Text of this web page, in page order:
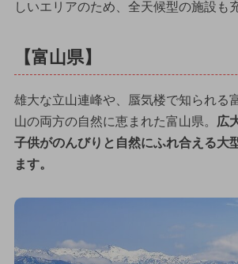
しいエリアのため、全天候型の施設も
【富山県】
雄大な立山連峰や、蜃気楼で知られる
山の両方の自然に恵まれた富山県。
広
子供がのんびりと自然にふれ合える大
ます。